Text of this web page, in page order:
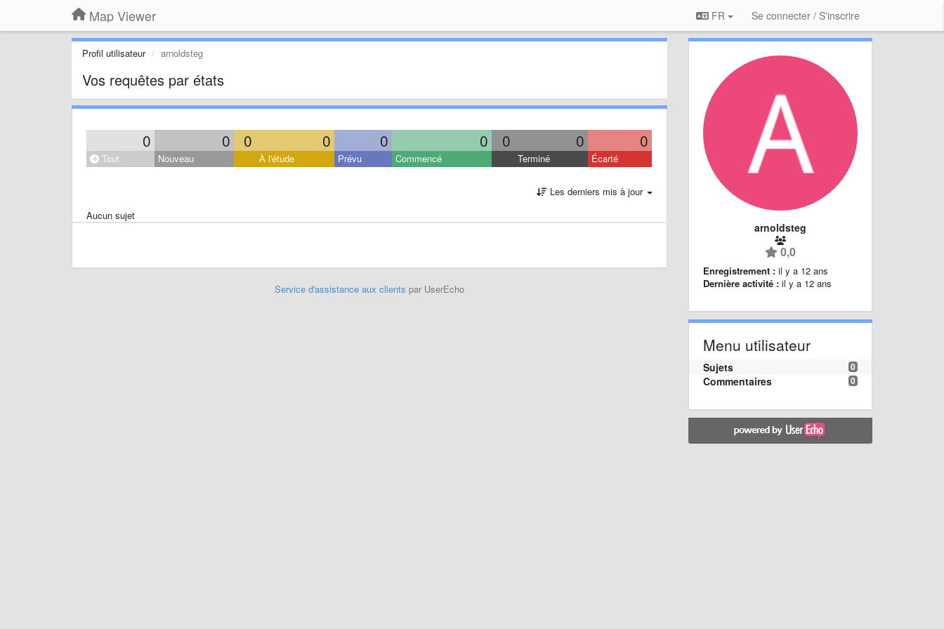
Map Viewer FR Se connecter / S'inscrire
Profil utilisateur arnoldsteg
Vos requêtes par états
0 0 0 0 0 0 0 0 0
Tout Nouveau À l'étude Prévu Commencé Terminé Écarté
Les derniers mis à jour
Aucun sujet
Service d'assistance aux clients par UserEcho
arnoldsteg
0,0
Enregistrement : il y a 12 ans
Dernière activité : il y a 12 ans
Menu utilisateur
0
Sujets
0
Commentaires